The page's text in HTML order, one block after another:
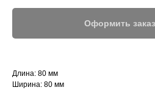
Оформить заказ
Длина: 80 мм
Ширина: 80 мм